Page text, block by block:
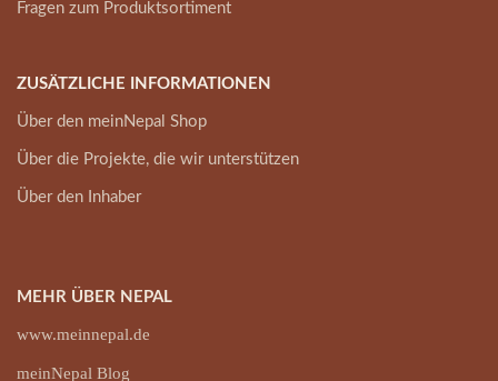
Fragen zum Produktsortiment
ZUSÄTZLICHE INFORMATIONEN
Über den meinNepal Shop
Über die Projekte, die wir unterstützen
Über den Inhaber
MEHR ÜBER NEPAL
www.meinnepal.de
meinNepal Blog